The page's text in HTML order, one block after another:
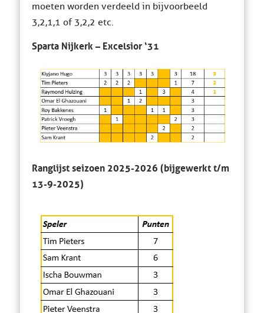
moeten worden verdeeld in bijvoorbeeld
3,2,1,1 of 3,2,2 etc.
Sparta Nijkerk – Excelsior ‘31
Ranglijst seizoen 2025-2026 (bijgewerkt t/m
13-9-2025)